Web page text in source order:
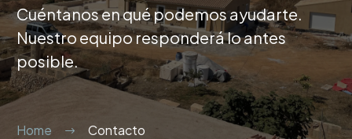
Cuéntanos en qué podemos ayudarte.
Nuestro equipo responderá lo antes
posible.
Home Contacto